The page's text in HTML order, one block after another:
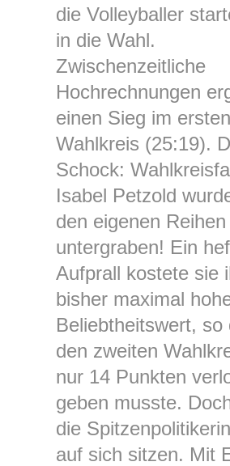
die Volleyballer
in die Wahl.
Zwischenzeitliche
Hochrechnungen
einen Sieg im ersten
Wahlkreis (25:19).
Schock:
Isabel Petzold
den eigenen Reihen
untergraben! Ein
Aufprall kostete sie
bisher maximal
Beliebtheitswert, so
den zweiten
nur 14 Punkten
geben musste.
die
auf sich sitzen. Mit